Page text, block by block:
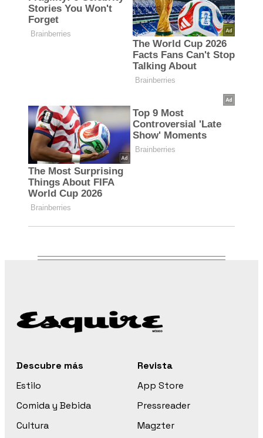
Descubre más
Estilo
Comida y Bebida
Cultura
Revista
App Store
Pressreader
Magzter